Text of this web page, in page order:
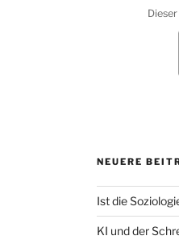
NEUERE
Ist die
KI und der